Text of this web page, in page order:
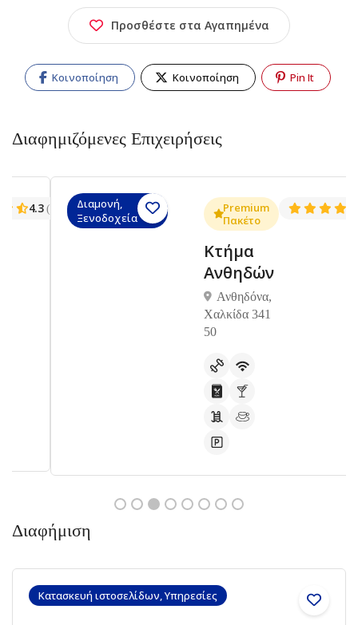
Προσθέστε στα Αγαπημένα
Κοινοποίηση Κοινοποίηση Pin It
Διαφημιζόμενες Επιχειρήσεις
(1381) Διαμονή,
Ξενοδοχεία
Premium
Πακέτο
Κτήμα
Ανθηδών
Ανθηδόνα,
Χαλκίδα 341
4.5
Διαφήμιση
Κατασκευή ιστοσελίδων, Υπηρεσίες